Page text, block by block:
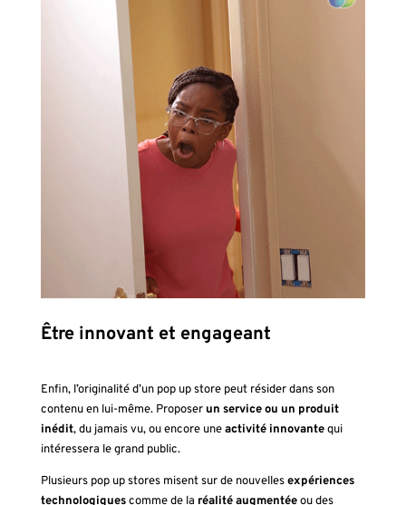
Être innovant et engageant
Enfin, l’originalité d’un pop up store peut résider dans son
contenu en lui-même. Proposer un service ou un produit
inédit, du jamais vu, ou encore uneactivité innovantequi
intéressera le grand public.
Plusieurs pop up stores misent sur de nouvellesexpériences
technologiquescomme de la réalité augmentéeou des